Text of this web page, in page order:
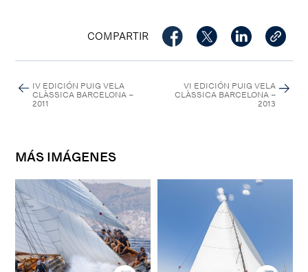
COMPARTIR
IV EDICIÓN PUIG VELA
CLÀSSICA BARCELONA –
2011
VI EDICIÓN PUIG VELA
CLÀSSICA BARCELONA –
2013
MÁS IMÁGENES